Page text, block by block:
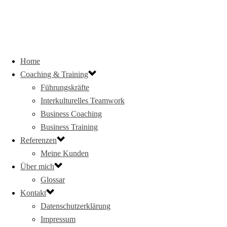
Home
Coaching & Training
Führungskräfte
Interkulturelles Teamwork
Business Coaching
Business Training
Referenzen
Meine Kunden
Über mich
Glossar
Kontakt
Datenschutzerklärung
Impressum